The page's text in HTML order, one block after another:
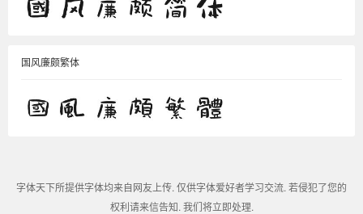
国风廉颇繁体
字体天下所提供字体均来自网友上传. 仅供字体爱好者学习交流. 若侵犯了您的
权利请来信告知. 我们将立即处理.